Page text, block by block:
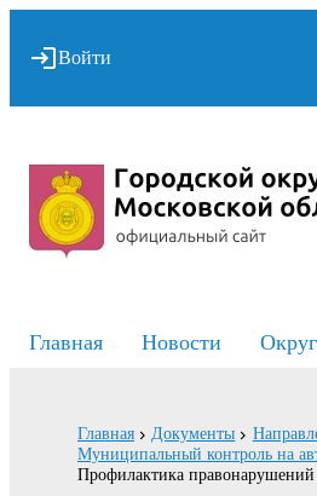
Войти
Главная Новости Округ
Главная Документы
Муниципальный контроль на
Профилактика правонарушений